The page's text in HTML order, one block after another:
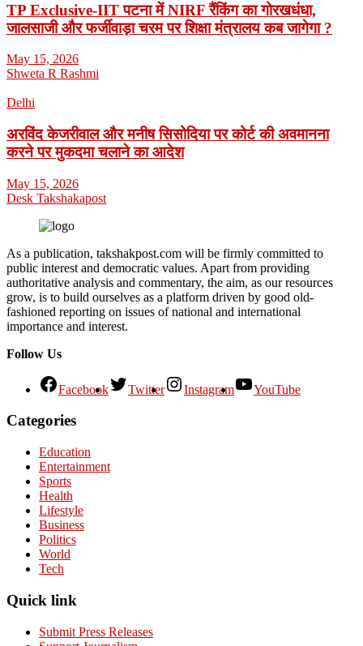
TP Exclusive-IIT पटना में NIRF रैंकिंग का गोरखधंधा,
जालसाजी और फर्जीवाड़ा चरम पर शिक्षा मंत्रालय कब जागेगा ?
May 15, 2026
Shweta R Rashmi
Delhi
अरविंद केजरीवाल और मनीष सिसोदिया पर कोर्ट की अवमानना
करने पर मुकदमा चलाने का आदेश
May 15, 2026
Desk Takshakapost
As a publication, takshakpost.com will be firmly committed to
public interest and democratic values. Apart from providing
authoritative analysis and commentary, the aim, as our resources
grow, is to build ourselves as a platform driven by good old-
fashioned reporting on issues of national and international
importance and interest.
Follow Us
Facebook Twitter Instagram YouTube
Categories
Education
Entertainment
Sports
Health
Lifestyle
Business
Politics
World
Tech
Quick link
Submit Press Releases